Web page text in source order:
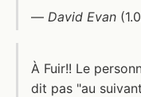
— David Evan
À Fuir!! Le
dit pas "au